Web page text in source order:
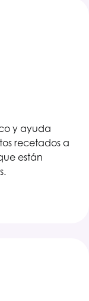
y ayuda
recetados a
están